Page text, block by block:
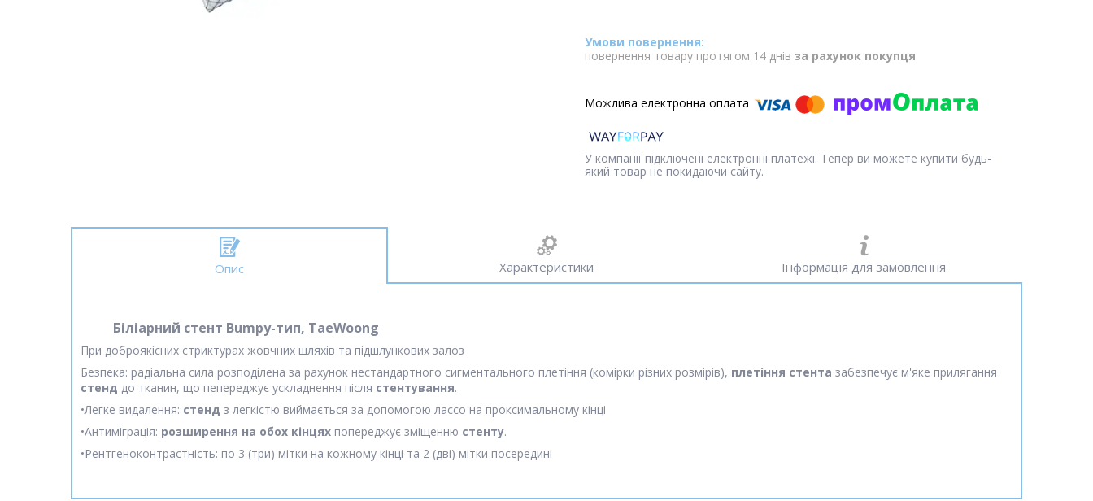
повернення товару протягом 14 днів за рахунок покупця
У компанії підключені електронні платежі. Тепер ви можете купити будь-
який товар не покидаючи сайту.
Опис Характеристики Інформація для замовлення
Біліарний стент Bumpy-тип, TaeWoong
При доброякісних стриктурах жовчних шляхів та підшлункових залоз
Безпека: радіальна сила розподілена за рахунок нестандартного сигментального плетіння (комірки різних розмірів), плетіння стента забезпечує м'яке прилягання
стенд до тканин, що пепереджує ускладнення після стентування.
•Легке видалення: стенд з легкістю виймається за допомогою лассо на проксимальному кінці
•Aнтиміграція: розширення на обох кінцях попереджує зміщенню стенту.
•Рентгеноконтрастність: по 3 (три) мітки на кожному кінці та 2 (дві) мітки посередині